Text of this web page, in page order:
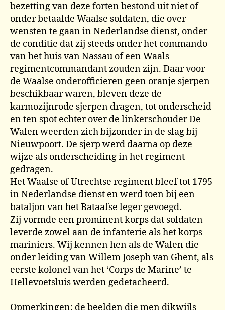
bezetting van deze forten bestond uit niet of
onder betaalde Waalse soldaten, die over
wensten te gaan in Nederlandse dienst, onder
de conditie dat zij steeds onder het commando
van het huis van Nassau of een Waals
regimentcommandant zouden zijn. Daar voor
de Waalse onderofficieren geen oranje sjerpen
beschikbaar waren, bleven deze de
karmozijnrode sjerpen dragen, tot onderscheid
en ten spot echter over de linkerschouder De
Walen weerden zich bijzonder in de slag bij
Nieuwpoort. De sjerp werd daarna op deze
wijze als onderscheiding in het regiment
gedragen.
Het Waalse of Utrechtse regiment bleef tot 1795
in Nederlandse dienst en werd toen bij een
bataljon van het Bataafse leger gevoegd.
Zij vormde een prominent korps dat soldaten
leverde zowel aan de infanterie als het korps
mariniers. Wij kennen hen als de Walen die
onder leiding van Willem Joseph van Ghent, als
eerste kolonel van het ‘Corps de Marine’ te
Hellevoetsluis werden gedetacheerd.